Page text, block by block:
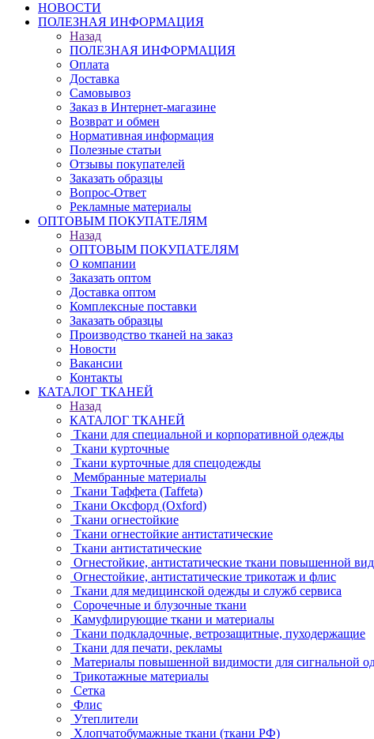
НОВОСТИ
ПОЛЕЗНАЯ ИНФОРМАЦИЯ
Назад
ПОЛЕЗНАЯ ИНФОРМАЦИЯ
Оплата
Доставка
Самовывоз
Заказ в Интернет-магазине
Возврат и обмен
Нормативная информация
Полезные статьи
Отзывы покупателей
Заказать образцы
Вопрос-Ответ
Рекламные материалы
ОПТОВЫМ ПОКУПАТЕЛЯМ
Назад
ОПТОВЫМ ПОКУПАТЕЛЯМ
О компании
Заказать оптом
Доставка оптом
Комплексные поставки
Заказать образцы
Производство тканей на заказ
Новости
Вакансии
Контакты
КАТАЛОГ ТКАНЕЙ
Назад
КАТАЛОГ ТКАНЕЙ
Ткани для специальной и корпоративной одежды
Ткани курточные
Ткани курточные для спецодежды
Мембранные материалы
Ткани Таффета (Taffeta)
Ткани Оксфорд (Oxford)
Ткани огнестойкие
Ткани огнестойкие антистатические
Ткани антистатические
Огнестойкие, антистатические ткани повышенной
Огнестойкие, антистатические трикотаж и флис
Ткани для медицинской одежды и служб сервиса
Сорочечные и блузочные ткани
Камуфлирующие ткани и материалы
Ткани подкладочные, ветрозащитные, пуходержащие
Ткани для печати, рекламы
Материалы повышенной видимости для сигнальной
Трикотажные материалы
Сетка
Флис
Утеплители
Хлопчатобумажные ткани (ткани РФ)